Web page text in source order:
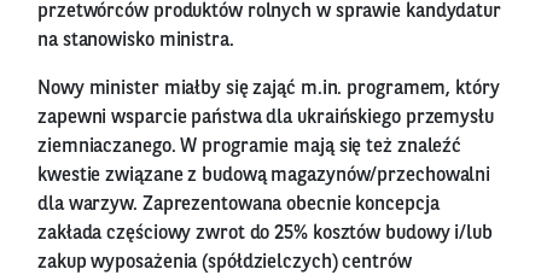
przetwórców produktów rolnych w sprawie kandydatur
na stanowisko ministra.
Nowy minister miałby się zająć m.in. programem, który
zapewni wsparcie państwa dla ukraińskiego przemysłu
ziemniaczanego. W programie mają się też znaleźć
kwestie związane z budową magazynów/przechowalni
dla warzyw. Zaprezentowana obecnie koncepcja
zakłada częściowy zwrot do 25% kosztów budowy i/lub
zakup wyposażenia (spółdzielczych) centrów